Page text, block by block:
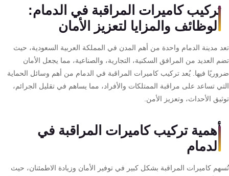
تركيب كاميرات المراقبة في الدمام:
الوظائف والمزايا لتعزيز الأمان
مدينة الدمام واحدة من أهم المدن في المملكة العربية السعودية، حيث
العديد من المرافق السكنية، التجارية، والصناعية، مما يجعل الأمان
فيها. يُعد تركيب كاميرات المراقبة في الدمام من أهم وسائل الحماية
تساعد على مراقبة الممتلكات والأفراد، مما يساهم في تقليل الجرائم،
الأحداث، وتعزيز الأمن.
أهمية تركيب كاميرات المراقبة في
الدمام
كاميرات المراقبة بشكل كبير في توفير الأمان وزيادة الاطمئنان، حيث
سيستم
أمنية
للشركات
والمصانع
بصمة
الحضور
والانصراف